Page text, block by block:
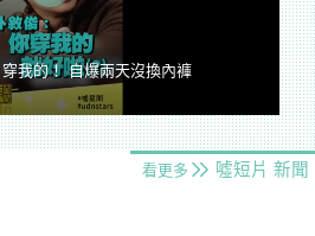
我的！ 自爆兩天沒換內褲
看更多 噓短片 新聞